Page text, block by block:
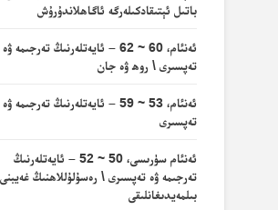
باتىل ئېتىقادكىلەرگە ئاگاھلاندۇرۇش
ئەنئام، 60 ~ 62 – ئايەتلەرنىڭ تەرجىمە ۋە
تەپسىرى \ روھ ۋە جان
ئەنئام، 53 ~ 59 – ئايەتلەرنىڭ تەرجىمە ۋە
تەپسىرى
ئەنئام سۈرىسى، 50 ~ 52 – ئايەتلەرنىڭ
تەرجىمە ۋە تەپسىرى \ رەسۇلۇللاھنىڭ غەيبنى
بىلمەيدىغانلىقى